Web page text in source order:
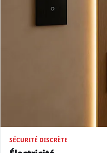
SÉCURITÉ DISCRÈTE